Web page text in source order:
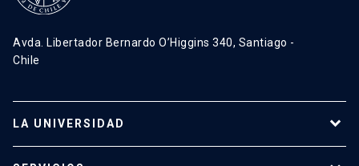
Avda. Libertador Bernardo O’Higgins 340, Santiago -
Chile
LA UNIVERSIDAD